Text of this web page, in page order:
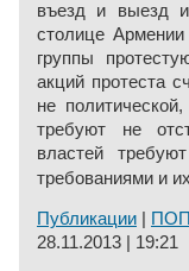
въезд и выезд
столице Армении
группы
акций протеста
не
требуют не
властей
требованиями и
Публикации
28.11.2013 | 19:21